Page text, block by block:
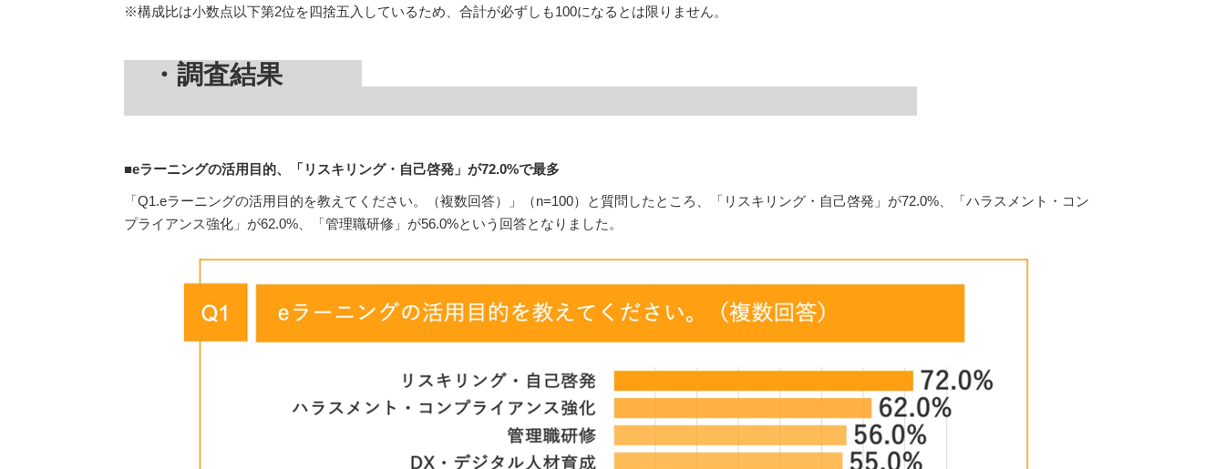
※構成比は小数点以下第2位を四捨五入しているため、合計が必ずしも100になるとは限りません。
・調査結果
■eラーニングの活用目的、「リスキリング・自己啓発」が72.0%で最多
「Q1.eラーニングの活用目的を教えてください。（複数回答）」（n=100）と質問したところ、「リスキリング・自己啓発」が72.0%、「ハラスメント・コン
プライアンス強化」が62.0%、「管理職研修」が56.0%という回答となりました。